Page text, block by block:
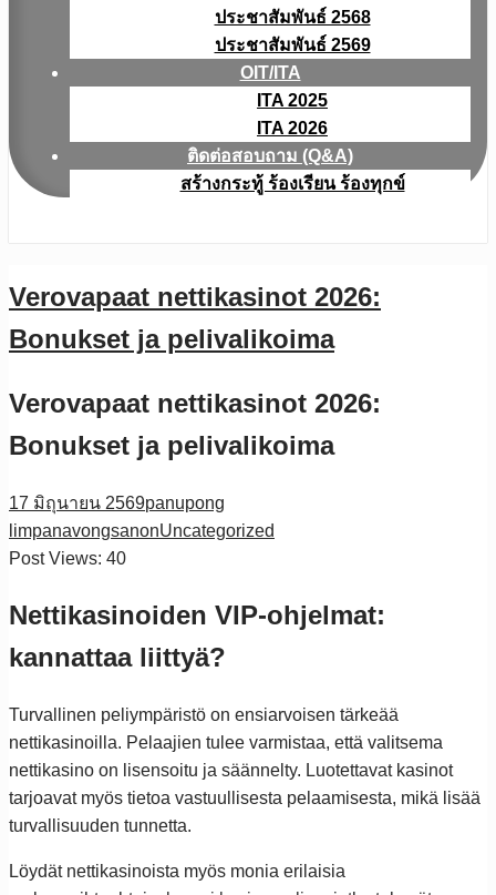
ประชาสัมพันธ์ 2568
ประชาสัมพันธ์ 2569
OIT/ITA
ITA 2025
ITA 2026
ติดต่อสอบถาม (Q&A)
สร้างกระทู้ ร้องเรียน ร้องทุกข์
Verovapaat nettikasinot 2026:
Bonukset ja pelivalikoima
Verovapaat nettikasinot 2026:
Bonukset ja pelivalikoima
17 มิถุนายน 2569panupong
limpanavongsanonUncategorized
Post Views: 40
Nettikasinoiden VIP-ohjelmat:
kannattaa liittyä?
Turvallinen peliympäristö on ensiarvoisen tärkeää
nettikasinoilla. Pelaajien tulee varmistaa, että valitsema
nettikasino on lisensoitu ja säännelty. Luotettavat kasinot
tarjoavat myös tietoa vastuullisesta pelaamisesta, mikä lisää
turvallisuuden tunnetta.
Löydät nettikasinoista myös monia erilaisia